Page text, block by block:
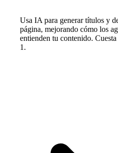
Usa IA para generar títulos y
página, mejorando cómo los
entienden tu contenido.
1.